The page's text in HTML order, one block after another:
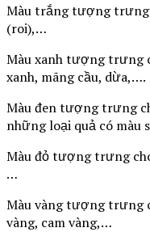
Màu trắng tượng trưng
(roi),…
Màu xanh tượng trưng
xanh, mãng cầu, dừa,….
Màu đen tượng trưng
những loại quả có màu
Màu đỏ tượng trưng
…
Màu vàng tượng trưng
vàng, cam vàng,…